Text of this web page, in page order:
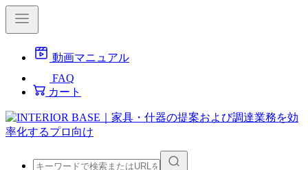
動画マニュアル
FAQ
カート